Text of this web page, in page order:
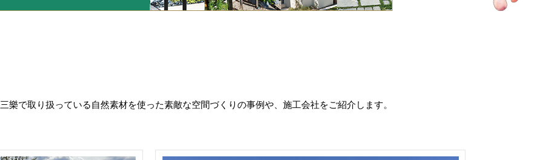
三樂で取り扱っている自然素材を使った素敵な空間づくりの事例や、施工会社をご紹介します。